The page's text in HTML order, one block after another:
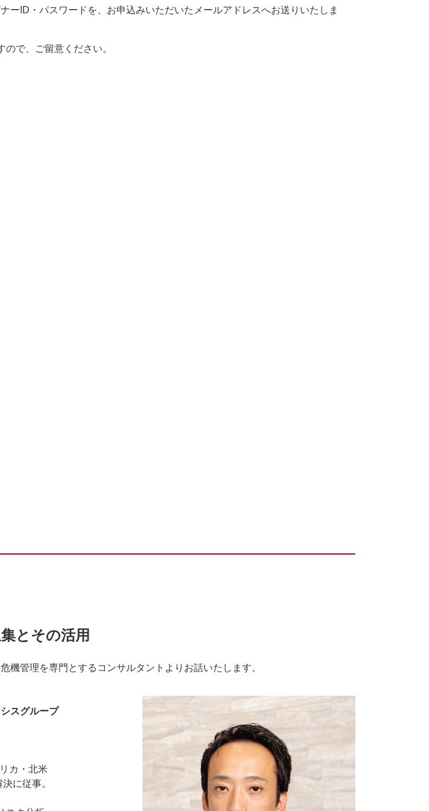
ID・パスワードを、お申込みいただいたメールアドレスへお送りいたしま
で、ご留意ください。
とその活用
管理を専門とするコンサルタントよりお話いたします。
スグループ
カ・北米
に従事。